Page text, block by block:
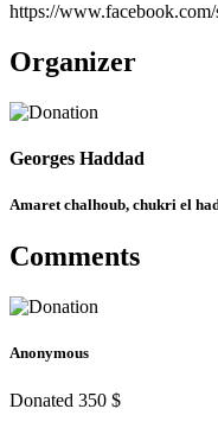
https://
Organizer
Georges Haddad
Amaret chalhoub, chukri el
Comments
Anonymous
Donated 350 $